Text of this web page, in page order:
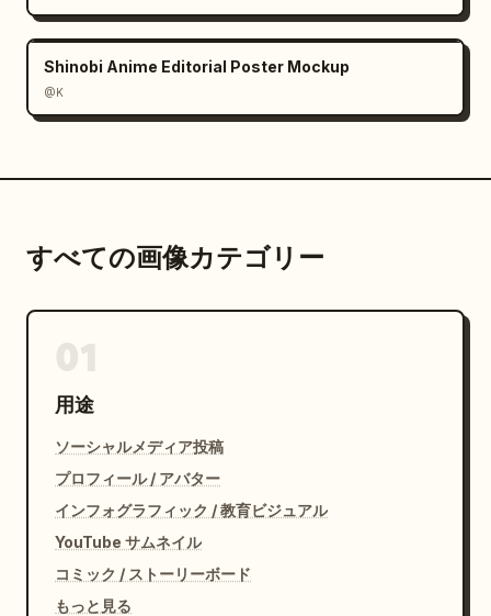
Shinobi Anime Editorial Poster Mockup
@K
すべての画像カテゴリー
用途
ソーシャルメディア投稿
プロフィール / アバター
インフォグラフィック / 教育ビジュアル
YouTube サムネイル
コミック / ストーリーボード
もっと見る